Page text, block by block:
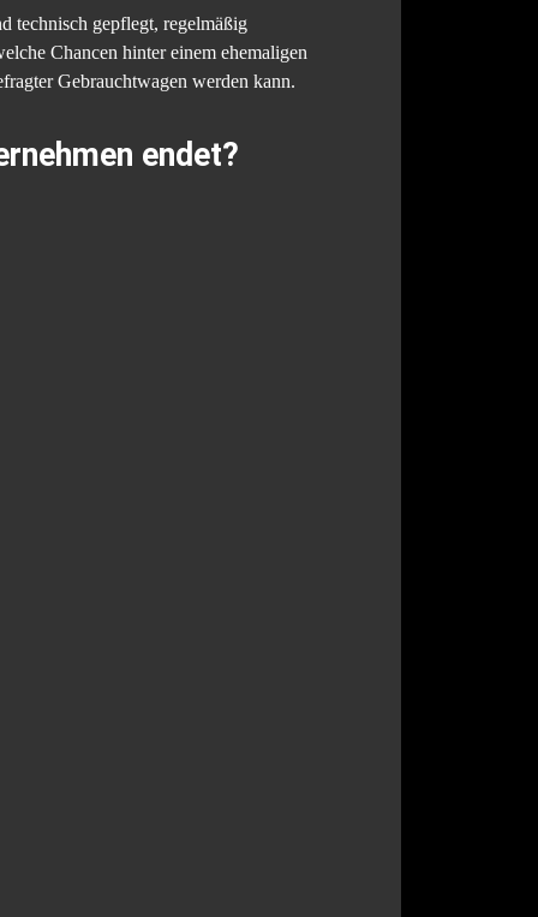
technisch gepflegt, regelmäßig
Chancen hinter einem ehemaligen
Gebrauchtwagen werden kann.
endet?